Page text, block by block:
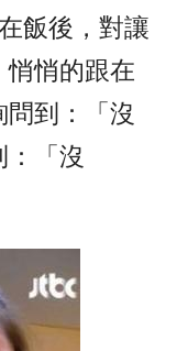
飯後，對讓
悄悄的跟在
到：「沒
「沒